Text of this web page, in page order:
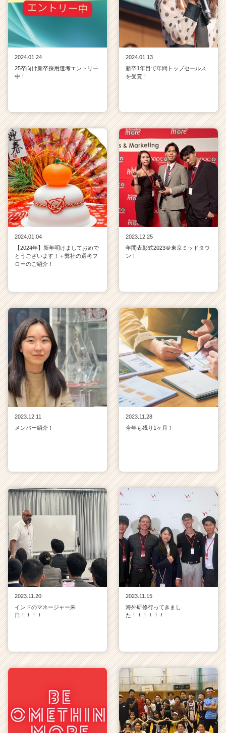
2024.01.24
25卒向け新卒採用選考エントリー
中！
2024.01.13
新卒1年目で年間トップセールス
を受賞！
2024.01.04
【2024年】新年明けましておめで
とうございます！＋弊社の選考フ
ローのご紹介！
2023.12.25
年間表彰式2023＠東京ミッドタウ
ン！
2023.12.11
メンバー紹介！
2023.11.28
今年も残り1ヶ月！
2023.11.20
インドのマネージャー来
日！！！！
2023.11.15
海外研修行ってきまし
た！！！！！！